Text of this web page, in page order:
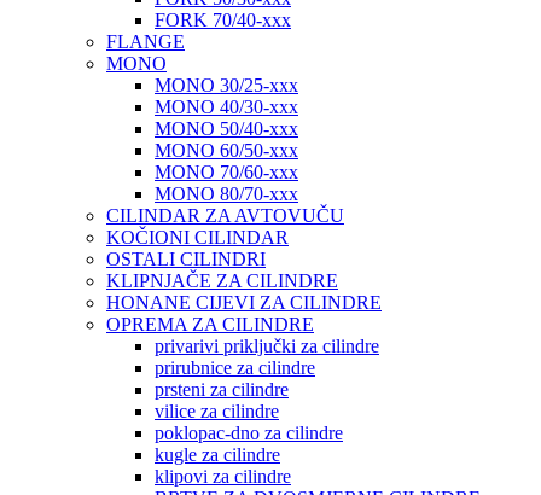
FORK 70/40-xxx
FLANGE
MONO
MONO 30/25-xxx
MONO 40/30-xxx
MONO 50/40-xxx
MONO 60/50-xxx
MONO 70/60-xxx
MONO 80/70-xxx
CILINDAR ZA AVTOVUČU
KOČIONI CILINDAR
OSTALI CILINDRI
KLIPNJAČE ZA CILINDRE
HONANE CIJEVI ZA CILINDRE
OPREMA ZA CILINDRE
privarivi priključki za cilindre
prirubnice za cilindre
prsteni za cilindre
vilice za cilindre
poklopac-dno za cilindre
kugle za cilindre
klipovi za cilindre